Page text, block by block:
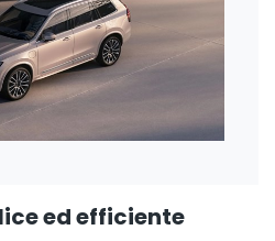
ed efficiente